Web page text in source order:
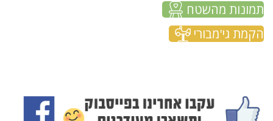
תמונות מהשטח
הקמת גי'מבורי